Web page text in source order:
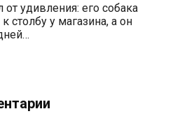
удивления: его собака
столбу у магазина, а он